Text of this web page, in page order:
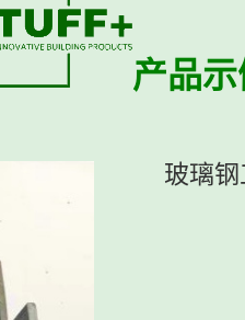
产品示
玻璃